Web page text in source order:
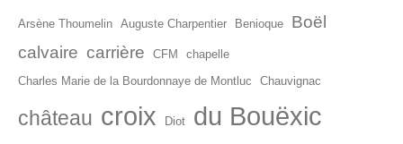
Arsène Thoumelin Auguste Charpentier Benioque
Boël
calvaire carrière CFM
chapelle
Charles Marie de la Bourdonnaye de Montluc
Chauvignac
château croix Diot du Bouëxic